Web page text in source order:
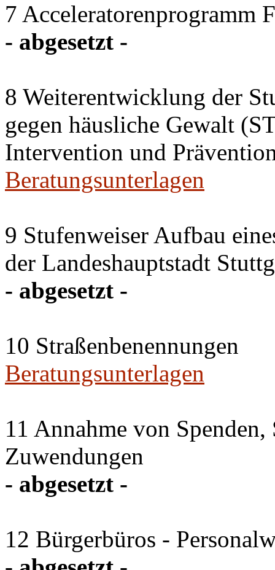
7 Acceleratorenprogramm
- abgesetzt -
8 Weiterentwicklung der
gegen häusliche Gewalt
Intervention und
Beratungsunterlagen
9 Stufenweiser Aufbau
der Landeshauptstadt
- abgesetzt -
10 Straßenbenennungen
Beratungsunterlagen
11 Annahme von
Zuwendungen
- abgesetzt -
12 Bürgerbüros -